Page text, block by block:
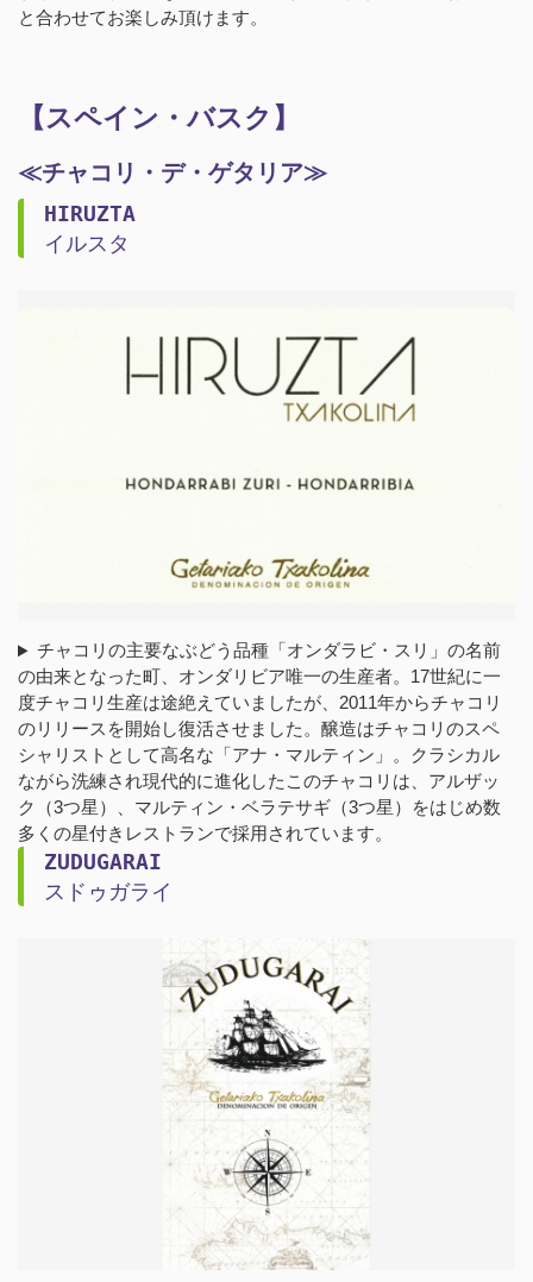
と合わせてお楽しみ頂けます。
【スペイン・バスク】
≪チャコリ・デ・ゲタリア≫
HIRUZTA
イルスタ
チャコリの主要なぶどう品種「オンダラビ・スリ」の名前
の由来となった町、オンダリビア唯一の生産者。17世紀に一
度チャコリ生産は途絶えていましたが、2011年からチャコリ
のリリースを開始し復活させました。醸造はチャコリのスペ
シャリストとして高名な「アナ・マルティン」。クラシカル
ながら洗練され現代的に進化したこのチャコリは、アルザッ
ク（3つ星）、マルティン・ベラテサギ（3つ星）をはじめ数
多くの星付きレストランで採用されています。
ZUDUGARAI
スドゥガライ